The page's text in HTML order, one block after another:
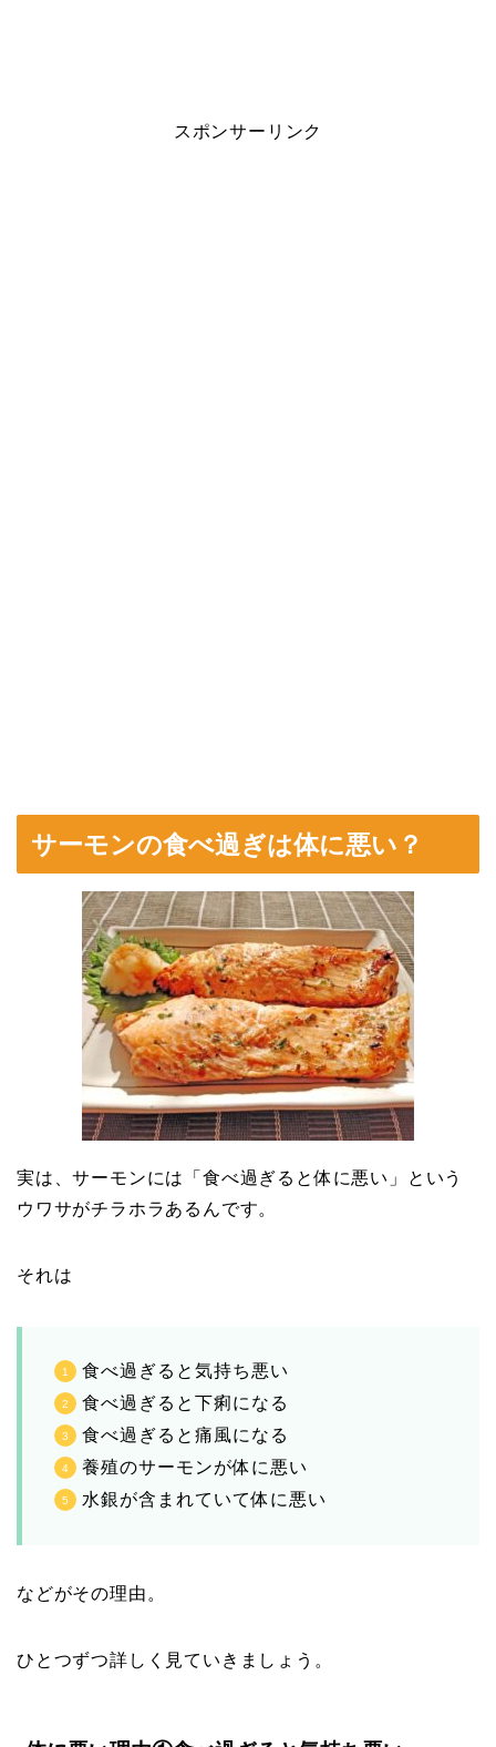
スポンサーリンク
サーモンの食べ過ぎは体に悪い？
実は、サーモンには「食べ過ぎると体に悪い」という
ウワサがチラホラあるんです。
それは
食べ過ぎると気持ち悪い
食べ過ぎると下痢になる
食べ過ぎると痛風になる
養殖のサーモンが体に悪い
水銀が含まれていて体に悪い
などがその理由。
ひとつずつ詳しく見ていきましょう。